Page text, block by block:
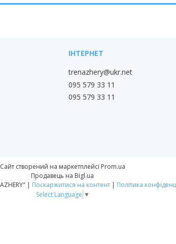
trenazhery@ukr.net
095 579 33 11
095 579 33 11
Сайт створений на маркетплейсі Prom.ua
Продавець на Bigl.ua
Інтернет-магазин "TRENAZHERY" | Поскаржитися на контент | Політика
Select Language ▼